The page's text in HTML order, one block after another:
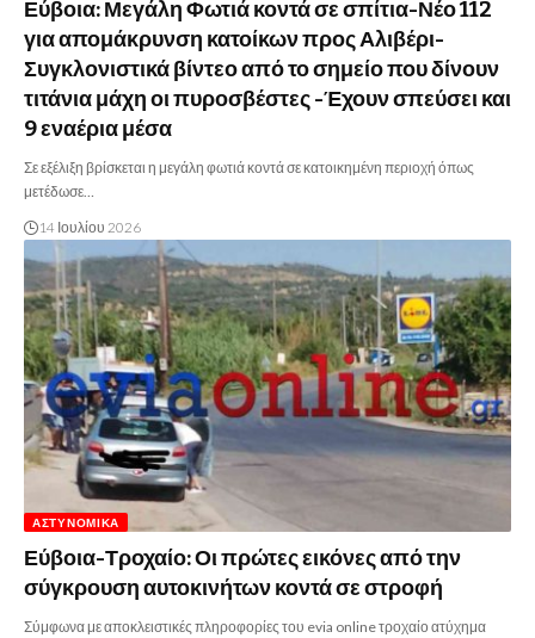
Εύβοια: Μεγάλη Φωτιά κοντά σε σπίτια-Νέο 112
για απομάκρυνση κατοίκων προς Αλιβέρι-
Συγκλονιστικά βίντεο από το σημείο που δίνουν
τιτάνια μάχη οι πυροσβέστες -Έχουν σπεύσει και
9 εναέρια μέσα
Σε εξέλιξη βρίσκεται η μεγάλη φωτιά κοντά σε κατοικημένη περιοχή όπως
μετέδωσε…
14 Ιουλίου 2026
ΑΣΤΥΝΟΜΙΚΆ
Εύβοια-Τροχαίο: Οι πρώτες εικόνες από την
σύγκρουση αυτοκινήτων κοντά σε στροφή
Σύμφωνα με αποκλειστικές πληροφορίες του evia online τροχαίο ατύχημα